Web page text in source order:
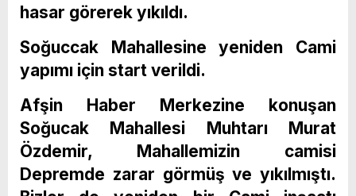
hasar görerek yıkıldı.
Soğuccak Mahallesine yeniden Cami
yapımı için start verildi.
Afşin Haber Merkezine konuşan
Soğucak Mahallesi Muhtarı Murat
Özdemir, Mahallemizin camisi
Depremde zarar görmüş ve yıkılmıştı.